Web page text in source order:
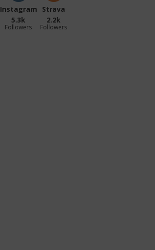
Instagram
5.3k
Followers
Strava
2.2k
Followers